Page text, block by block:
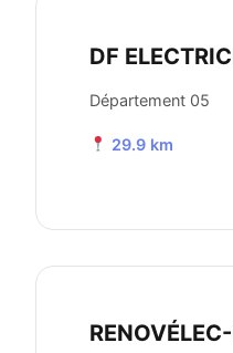
DF
Département 05
29.9 km